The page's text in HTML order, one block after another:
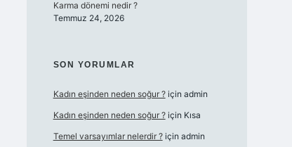
Karma dönemi nedir ?
Temmuz 24, 2026
SON YORUMLAR
Kadın eşinden neden soğur ?için admin
Kadın eşinden neden soğur ?için Kısa
Temel varsayımlar nelerdir ?için admin